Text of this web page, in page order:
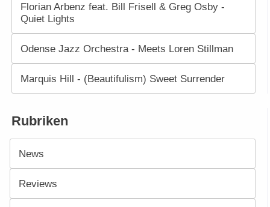
Florian Arbenz feat. Bill Frisell & Greg Osby -
Quiet Lights
Odense Jazz Orchestra - Meets Loren Stillman
Marquis Hill - (Beautifulism) Sweet Surrender
Rubriken
News
Reviews